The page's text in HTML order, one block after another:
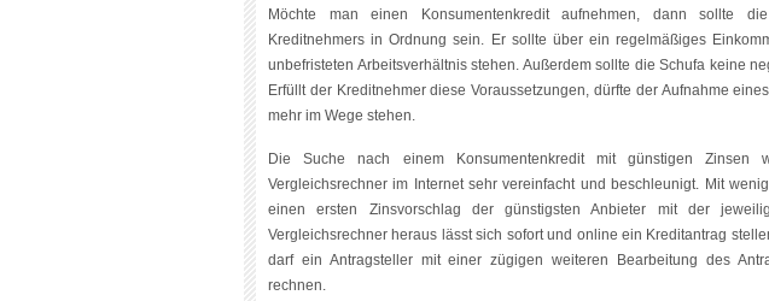
Möchte man einen Konsumentenkredit aufnehmen, dann sollte
Kreditnehmers in Ordnung sein. Er sollte über ein regelmäßiges
unbefristeten Arbeitsverhältnis stehen. Außerdem sollte die Schufa keine
Erfüllt der Kreditnehmer diese Voraussetzungen, dürfte der Aufnahme
mehr im Wege stehen.
Die Suche nach einem Konsumentenkredit mit günstigen Zinsen
Vergleichsrechner im Internet sehr vereinfacht und beschleunigt. Mit
einen ersten Zinsvorschlag der günstigsten Anbieter mit der
Vergleichsrechner heraus lässt sich sofort und online ein Kreditantrag
darf ein Antragsteller mit einer zügigen weiteren Bearbeitung des
rechnen.